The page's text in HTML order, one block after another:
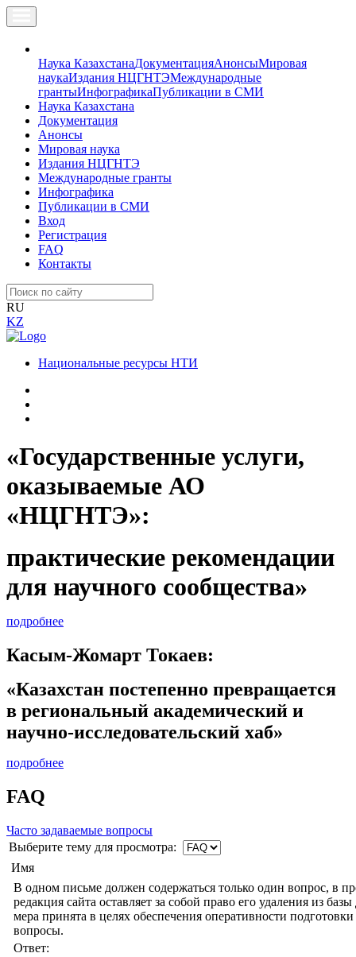
Наука КазахстанаДокументацияАнонсыМировая
наукаИздания НЦГНТЭМеждународные
грантыИнфографикаПубликации в СМИ
Наука Казахстана
Документация
Анонсы
Мировая наука
Издания НЦГНТЭ
Международные гранты
Инфографика
Публикации в СМИ
Вход
Регистрация
FAQ
Контакты
RU
KZ
Национальные ресурсы НТИ
«Государственные услуги,
оказываемые АО
«НЦГНТЭ»:
практические рекомендации
для научного сообщества»
подробнее
Касым-Жомарт Токаев:
«Казахстан постепенно превращается
в региональный академический и
научно-исследовательский хаб»
подробнее
FAQ
Часто задаваемые вопросы
Выберите тему для просмотра:
Имя
В одном письме должен содержаться только один вопрос, в
редакция сайта оставляет за собой право его удаления из
мера принята в целях обеспечения оперативности подготовки
вопросы.
Ответ: